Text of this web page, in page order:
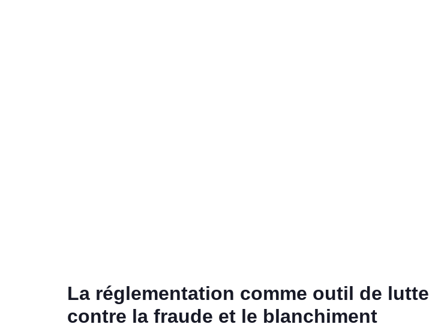
La réglementation comme outil de lutte
contre la fraude et le blanchiment